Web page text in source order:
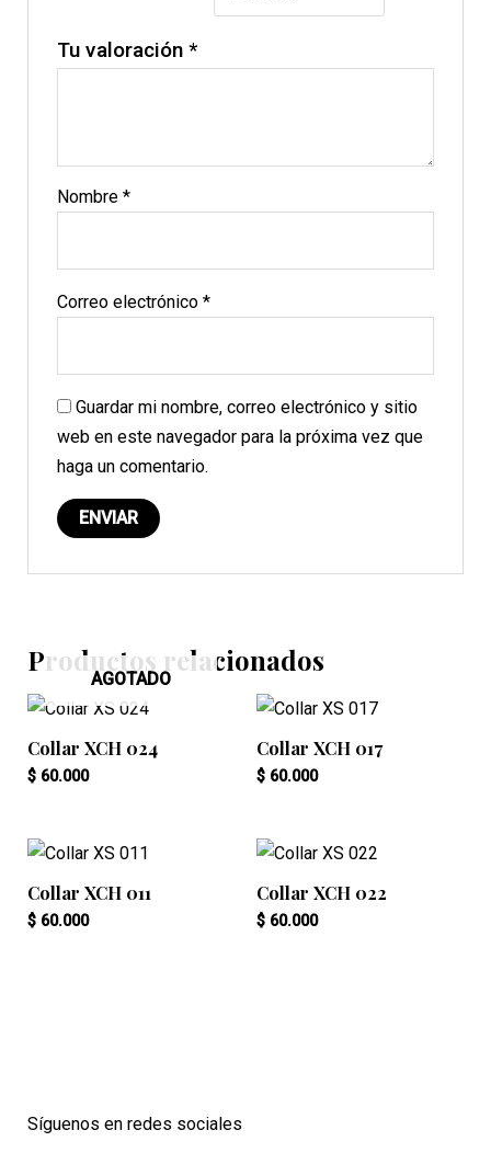
Tu valoración*
Nombre*
Correo electrónico*
Guardar mi nombre, correo electrónico y sitio
web en este navegador para la próxima vez que
haga un comentario.
Productos relacionados
AGOTADO
Collar XCH 024
$60.000
Collar XCH 017
$ 60.000
Collar XCH 011
$60.000
Collar XCH 022
$ 60.000
Síguenos en redes sociales